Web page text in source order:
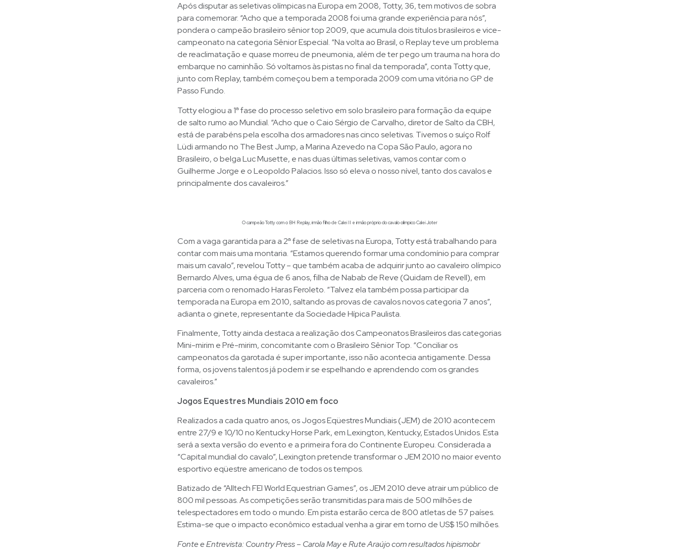
Após disputar as seletivas olímpicas na Europa em 2008, Totty, 36, tem motivos de sobra
para comemorar. “Acho que a temporada 2008 foi uma grande experiência para nós”,
pondera o campeão brasileiro sênior top 2009, que acumula dois títulos brasileiros e vice-
campeonato na categoria Sênior Especial. “Na volta ao Brasil, o Replay teve um problema
de reaclimatação e quase morreu de pneumonia, além de ter pego um trauma na hora do
embarque no caminhão. Só voltamos às pistas no final da temporada”, conta Totty que,
junto com Replay, também começou bem a temporada 2009 com uma vitória no GP de
Passo Fundo.
Totty elogiou a 1ª fase do processo seletivo em solo brasileiro para formação da equipe
de salto rumo ao Mundial. “Acho que o Caio Sérgio de Carvalho, diretor de Salto da CBH,
está de parabéns pela escolha dos armadores nas cinco seletivas. Tivemos o suíço Rolf
Lüdi armando no The Best Jump, a Marina Azevedo na Copa São Paulo, agora no
Brasileiro, o belga Luc Musette, e nas duas últimas seletivas, vamos contar com o
Guilherme Jorge e o Leopoldo Palacios. Isso só eleva o nosso nível, tanto dos cavalos e
principalmente dos cavaleiros.”
O campeão Totty com o BH Replay, irmão filho de Calei II e irmão próprio do cavalo olímpico Calei Joter
Com a vaga garantida para a 2ª fase de seletivas na Europa, Totty está trabalhando para
contar com mais uma montaria. “Estamos querendo formar uma condomínio para comprar
mais um cavalo”, revelou Totty – que também acaba de adquirir junto ao cavaleiro olímpico
Bernardo Alves, uma égua de 6 anos, filha de Nabab de Reve (Quidam de Revell), em
parceria com o renomado Haras Feroleto. “Talvez ela também possa participar da
temporada na Europa em 2010, saltando as provas de cavalos novos categoria 7 anos”,
adianta o ginete, representante da Sociedade Hípica Paulista.
Finalmente, Totty ainda destaca a realização dos Campeonatos Brasileiros das categorias
Mini-mirim e Pré-mirim, concomitante com o Brasileiro Sênior Top. “Conciliar os
campeonatos da garotada é super importante, isso não acontecia antigamente. Dessa
forma, os jovens talentos já podem ir se espelhando e aprendendo com os grandes
cavaleiros.”
Jogos Equestres Mundiais 2010 em foco
Realizados a cada quatro anos, os Jogos Eqüestres Mundiais (JEM) de 2010 acontecem
entre 27/9 e 10/10 no Kentucky Horse Park, em Lexington, Kentucky, Estados Unidos. Esta
será a sexta versão do evento e a primeira fora do Continente Europeu. Considerada a
“Capital mundial do cavalo”, Lexington pretende transformar o JEM 2010 no maior evento
esportivo eqüestre americano de todos os tempos.
Batizado de “Alltech FEI World Equestrian Games”, os JEM 2010 deve atrair um público de
800 mil pessoas. As competições serão transmitidas para mais de 500 milhões de
telespectadores em todo o mundo. Em pista estarão cerca de 800 atletas de 57 países.
Estima-se que o impacto econômico estadual venha a girar em torno de US$ 150 milhões.
Fonte e Entrevista: Country Press – Carola May e Rute Araújo com resultados hipismobr